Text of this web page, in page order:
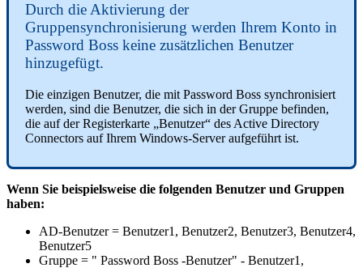
Durch die Aktivierung der
Gruppensynchronisierung werden Ihrem Konto in
Password Boss keine zusätzlichen Benutzer
hinzugefügt.
Die einzigen Benutzer, die mit Password Boss synchronisiert
werden, sind die Benutzer, die sich in der Gruppe befinden,
die auf der Registerkarte „Benutzer“ des Active Directory
Connectors auf Ihrem Windows-Server aufgeführt ist.
Wenn Sie beispielsweise die folgenden Benutzer und Gruppen
haben:
AD-Benutzer = Benutzer1 , Benutzer2, Benutzer3, Benutzer4,
Benutzer5
Gruppe = " Password Boss -Benutzer" - Benutzer1 ,